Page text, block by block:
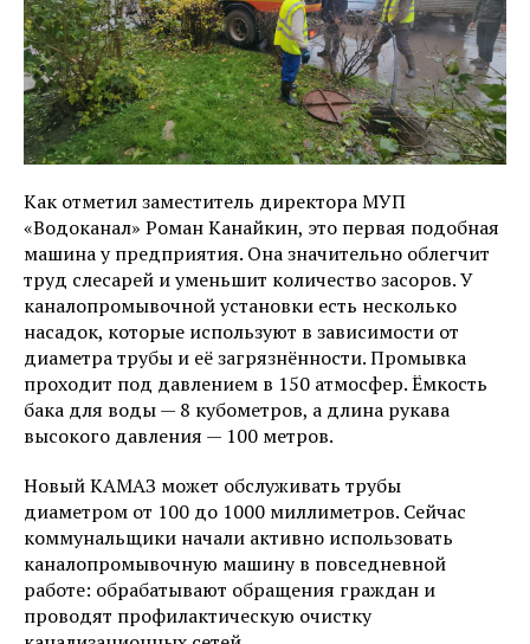
Как отметил заместитель директора МУП
«Водоканал» Роман Канайкин, это первая подобная
машина у предприятия. Она значительно облегчит
труд слесарей и уменьшит количество засоров. У
каналопромывочной установки есть несколько
насадок, которые используют в зависимости от
диаметра трубы и её загрязнённости. Промывка
проходит под давлением в 150 атмосфер. Ёмкость
бака для воды — 8 кубометров, а длина рукава
высокого давления — 100 метров.
Новый КАМАЗ может обслуживать трубы
диаметром от 100 до 1000 миллиметров. Сейчас
коммунальщики начали активно использовать
каналопромывочную машину в повседневной
работе: обрабатывают обращения граждан и
проводят профилактическую очистку